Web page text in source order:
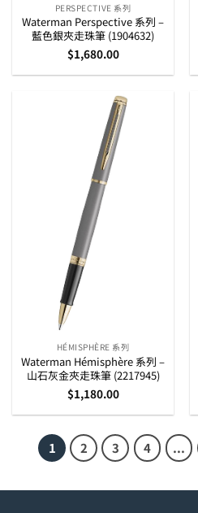
PERSPECTIVE 系列
Waterman Perspective 系列 –
藍色銀夾走珠筆 (1904632)
$1,680.00
HÉMISPHÈRE 系列
Waterman Hémisphère 系列 –
山石灰金夾走珠筆 (2217945)
$1,180.00
1 2 3 4 ...